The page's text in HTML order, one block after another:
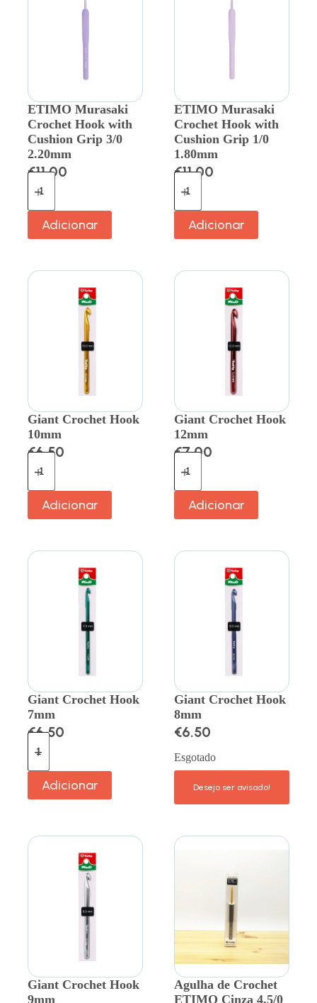
ETIMO Murasaki
Crochet Hook with
Cushion Grip 3/0
2.20mm
€11.00
Adicionar
ETIMO Murasaki
Crochet Hook with
Cushion Grip 1/0
1.80mm
€11.00
Adicionar
Giant Crochet Hook
10mm
€6.50
Adicionar
Giant Crochet Hook
12mm
€7.00
Adicionar
Giant Crochet Hook
7mm
€6.50
Adicionar
Giant Crochet Hook
8mm
€6.50
Esgotado
Giant Crochet Hook
9mm
Agulha de Crochet
ETIMO Cinza 4.5/0